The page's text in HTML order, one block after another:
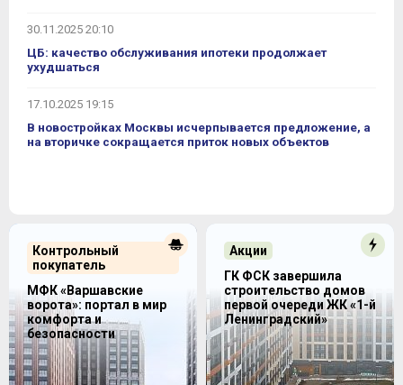
30.11.2025 20:10
ЦБ: качество обслуживания ипотеки продолжает
ухудшаться
17.10.2025 19:15
В новостройках Москвы исчерпывается предложение, а
на вторичке сокращается приток новых объектов
Контрольный
покупатель
МФК «Варшавские
ворота»: портал в мир
комфорта и
безопасности
Акции
ГК ФСК завершила
строительство домов
первой очереди ЖК «1-й
Ленинградский»